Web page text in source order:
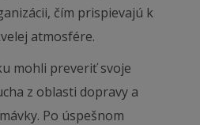
čím prispievajú k
atmosfére.
mohli preveriť svoje
z oblasti dopravy a
Po úspešnom